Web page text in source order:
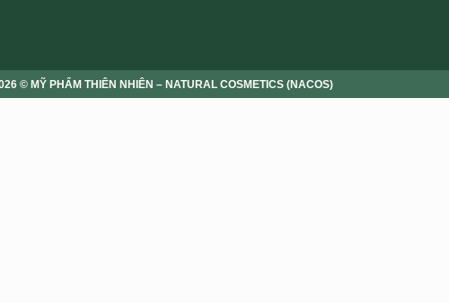
© MỸ PHẨM THIÊN NHIÊN – NATURAL COSMETICS (NACOS)